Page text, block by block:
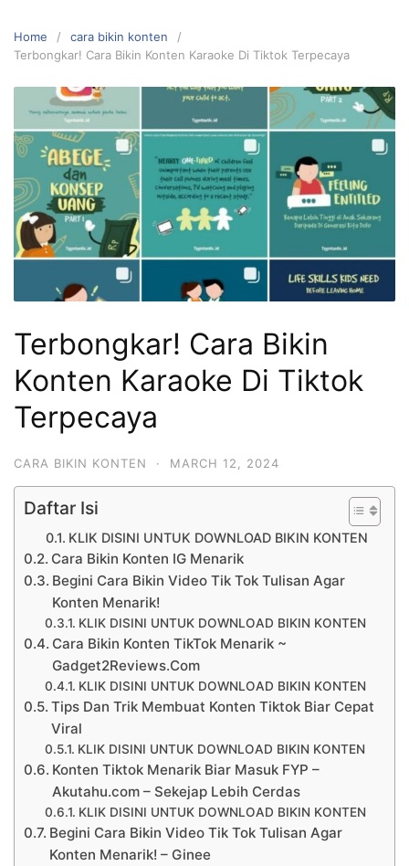
Home
cara bikin konten
Terbongkar! Cara Bikin Konten Karaoke Di Tiktok Terpecaya
Terbongkar! Cara Bikin
Konten Karaoke Di Tiktok
Terpecaya
CARA BIKIN KONTEN · MARCH 12, 2024
Daftar Isi
KLIK DISINI UNTUK DOWNLOAD BIKIN KONTEN
Cara Bikin Konten IG Menarik
Begini Cara Bikin Video Tik Tok Tulisan Agar
Konten Menarik!
KLIK DISINI UNTUK DOWNLOAD BIKIN KONTEN
Cara Bikin Konten TikTok Menarik ~
Gadget2Reviews.Com
KLIK DISINI UNTUK DOWNLOAD BIKIN KONTEN
Tips Dan Trik Membuat Konten Tiktok Biar Cepat
Viral
KLIK DISINI UNTUK DOWNLOAD BIKIN KONTEN
Konten Tiktok Menarik Biar Masuk FYP –
Akutahu.com – Sekejap Lebih Cerdas
KLIK DISINI UNTUK DOWNLOAD BIKIN KONTEN
Begini Cara Bikin Video Tik Tok Tulisan Agar
Konten Menarik! – Ginee